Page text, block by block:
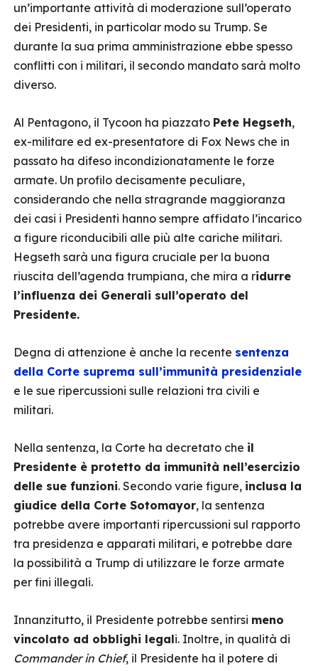
un’importante attività di moderazione sull’operato
dei Presidenti, in particolar modo su Trump. Se
durante la sua prima amministrazione ebbe spesso
conflitti con i militari, il secondo mandato sarà molto
diverso.
Al Pentagono, il Tycoon ha piazzato Pete Hegseth,
ex-militare ed ex-presentatore di Fox News che in
passato ha difeso incondizionatamente le forze
armate. Un profilo decisamente peculiare,
considerando che nella stragrande maggioranza
dei casi i Presidenti hanno sempre affidato l’incarico
a figure riconducibili alle più alte cariche militari.
Hegseth sarà una figura cruciale per la buona
riuscita dell’agenda trumpiana, che mira a ridurre
l’influenza dei Generali sull’operato del
Presidente.
Degna di attenzione è anche la recente sentenza
della Corte suprema sull’immunità presidenziale
e le sue ripercussioni sulle relazioni tra civili e
militari.
Nella sentenza, la Corte ha decretato che il
Presidente è protetto da immunità nell’esercizio
delle sue funzioni. Secondo varie figure, inclusa la
giudice della Corte Sotomayor, la sentenza
potrebbe avere importanti ripercussioni sul rapporto
tra presidenza e apparati militari, e potrebbe dare
la possibilità a Trump di utilizzare le forze armate
per fini illegali.
Innanzitutto, il Presidente potrebbe sentirsi meno
vincolato ad obblighi legali. Inoltre, in qualità di
Commander in Chief, il Presidente ha il potere di